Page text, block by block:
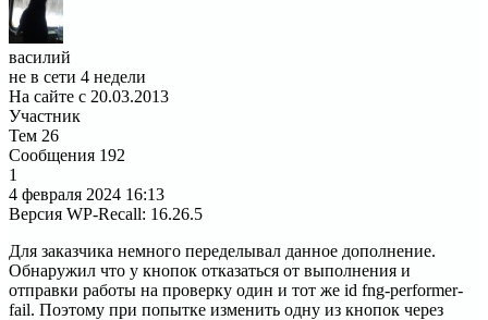
василий
не в сети 4 недели
На сайте с 20.03.2013
Участник
Тем 26
Сообщения 192
1
4 февраля 2024 16:13
Версия WP-Recall: 16.26.5
Для заказчика немного переделывал данное дополнение.
Обнаружил что у кнопок отказаться от выполнения и
отправки работы на проверку один и тот же id fng-performer-
fail. Поэтому при попытке изменить одну из кнопок через